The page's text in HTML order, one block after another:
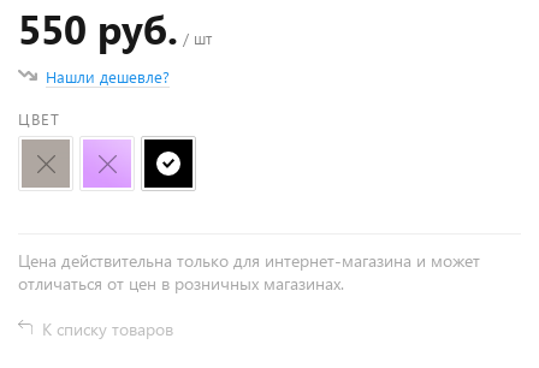
550 руб. / шт
Нашли дешевле?
ЦВЕТ
Цена действительна только для интернет-магазина и может
отличаться от цен в розничных магазинах.
К списку товаров